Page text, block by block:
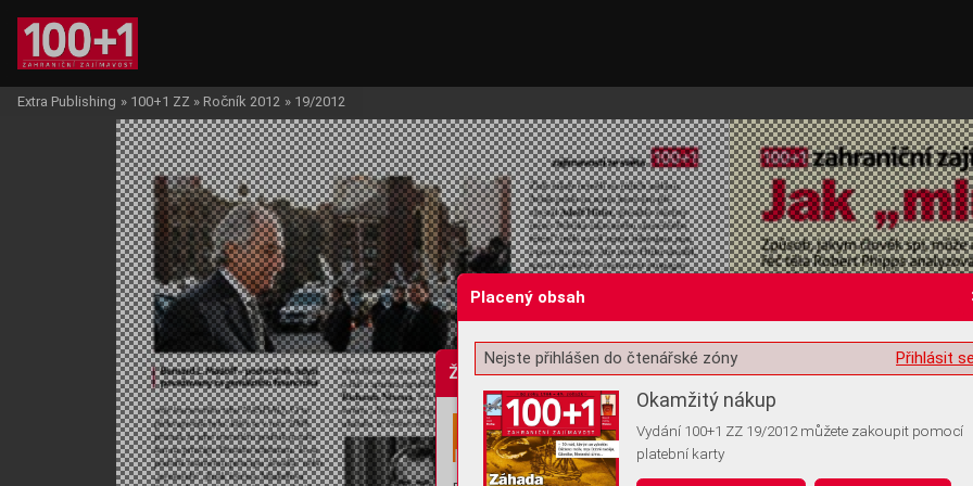
Žádost o souhlas s ukládáním volitelných informací
Extra Publishing » 100+1 ZZ » Ročník 2012 » 19/2012
Placený obsah
Přihlásit
Nejste přihlášen do čtenářské zóny
Okamžitý nákup
Vydání 100+1 ZZ 19/2012 můžete zakoupit pomocí
platební karty